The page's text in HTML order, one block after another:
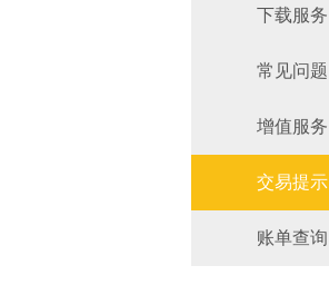
下载服务
常见问题
增值服务
交易提示
账单查询